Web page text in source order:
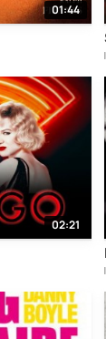
01:44
02:21